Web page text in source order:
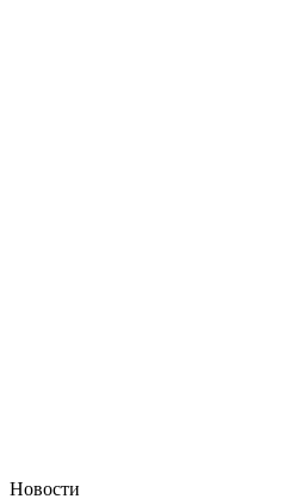
Новости